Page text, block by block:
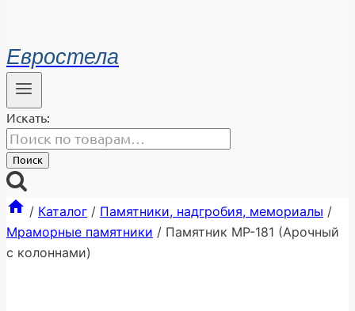
Евростела
Искать:
Поиск
/ Каталог / Памятники, надгробия, мемориалы /
Мраморные памятники / Памятник МР-181 (Арочный
с колоннами)